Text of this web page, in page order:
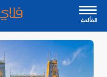
القأئمة